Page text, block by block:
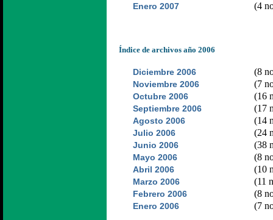
Enero 2007 (4
Índice de archivos año 2006
Diciembre 2006 (8
Noviembre 2006 (7
Octubre 2006 (16
Septiembre 2006 (17
Agosto 2006 (14
Julio 2006 (24
Junio 2006 (38
Mayo 2006 (8
Abril 2006 (10
Marzo 2006 (11
Febrero 2006 (8
Enero 2006 (7